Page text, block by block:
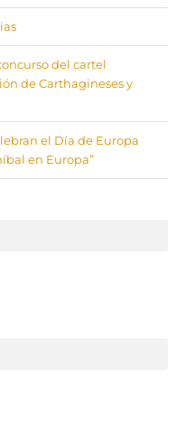
del cartel
de Carthagineses y
el Día de Europa
en Europa”